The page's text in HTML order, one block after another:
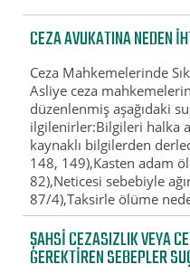
CEZA AVUKATINA NEDEN
Ceza Mahkemelerinde
Asliye ceza
düzenlenmiş aşağıdaki
ilgilenirler:Bilgileri halka
kaynaklı bilgilerden
148, 149),Kasten adam
82),Neticesi sebebiyle
87/4),Taksirle ölüme
ŞAHSI CEZASIZLIK VEYA
GEREKTIREN SEBEPLER